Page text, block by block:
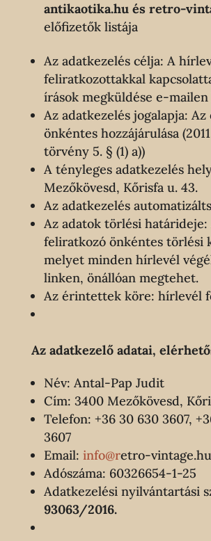
antikaotika.hu és retro-
előfizetők listája
Az adatkezelés célja: A
feliratkozottakkal
írások megküldése e-
Az adatkezelés jogalapja:
önkéntes hozzájárulása
törvény 5. § (1) a))
A tényleges adatkezelés
Mezőkövesd, Kőrisfa u. 43.
Az adatkezelés
Az adatok törlési határideje:
feliratkozó önkéntes törlési
melyet minden hírlevél
linken, önállóan megtehet.
Az érintettek köre: hírlevél
Az adatkezelő adatai,
Név: Antal-Pap Judit
Cím: 3400 Mezőkövesd,
Telefon: +36 30 630 3607,
3607
Email: info@retro-vintage.hu
Adószáma: 60326654-1-25
Adatkezelési nyilvántartási
93063/2016.